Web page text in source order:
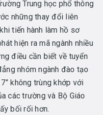
Trung học phổ thông
những thay đổi liên
tiến hành làm hồ sơ
hiện ra mã ngành nhiều
điều cần biết về tuyển
nhóm ngành đào tạo
không trùng khớp với
các trường và Bộ Giáo
bối rối hơn.